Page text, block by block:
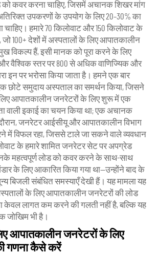
को कवर करना चाहिए, जिसमें अचानक शिखर मांग
उपकरणों के उपयोग के लिए 20–30% का
चाहिए। हमारे 70 किलोवाट और 150 किलोवाट के
100+ देशों में अस्पतालों के लिए आपातकालीन
विकल्प हैं, इसी मानक को पूरा करने के लिए
वैश्विक स्तर पर 800 से अधिक वाणिज्यिक और
इन पर भरोसा किया जाता है। हमने एक बार
एक छोटे समुदाय अस्पताल का समर्थन किया, जिसने
आपातकालीन जनरेटरों के लिए शुरू में एक
वाली इकाई का चयन किया था; एक अचानक
जनरेटर आईसीयू और आपातकालीन विभाग
में विफल रहा, जिससे टाले जा सकने वाले व्यवधान
के हमारे शामित जनरेटर सेट पर अपग्रेड
महत्वपूर्ण लोड को कवर करने के साथ-साथ
के लिए आकारित किया गया था—उन्होंने बाद के
बिजली संबंधित समस्याएँ देखी हैं। यह मामला यह
के लिए आपातकालीन जनरेटरों की लोड
केवल लागत कम करने की गलती नहीं है, बल्कि यह
जोखिम भी है।
आपातकालीन जनरेटरों के लिए
गणना कैसे करें